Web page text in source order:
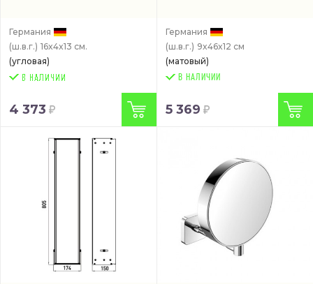
Германия
(ш.в.г.) 16x4x13 см.
(угловая)
4 373
Германия
(ш.в.г.) 9x46x12 см
(матовый)
В НАЛИЧИИ
5 369